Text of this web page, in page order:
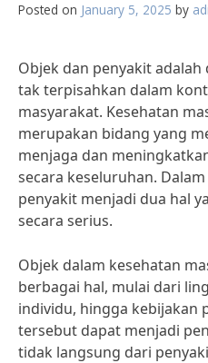
Posted on January 5, 2025 by
Objek dan penyakit
tak terpisahkan dalam
masyarakat. Kesehatan
merupakan bidang yang
menjaga dan
secara keseluruhan.
penyakit menjadi dua hal
secara serius.
Objek dalam kesehatan
berbagai hal, mulai dari
individu, hingga kebijakan
tersebut dapat menjadi
tidak langsung dari